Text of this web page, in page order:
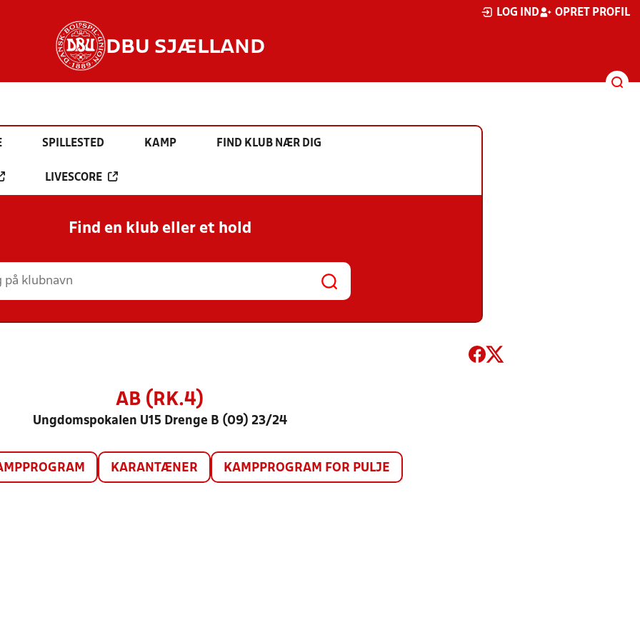
LOG IND OPRET PROFIL
DBU SJÆLLAND
SPILLESTED KAMP FIND KLUB NÆR DIG
LIVESCORE
Find en klub eller et hold
AB (RK.4)
Ungdomspokalen U15 Drenge B (09) 23/24
KARANTÆNER KAMPPROGRAM FOR PULJE